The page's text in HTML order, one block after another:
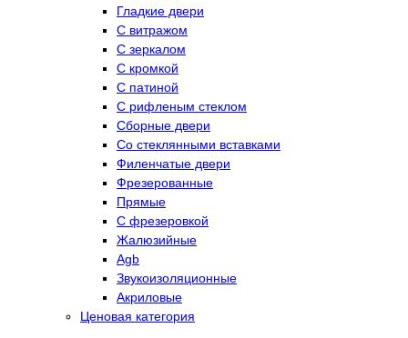
Гладкие двери
С витражом
С зеркалом
С кромкой
С патиной
С рифленым стеклом
Сборные двери
Со стеклянными вставками
Филенчатые двери
Фрезерованные
Прямые
С фрезеровкой
Жалюзийные
Agb
Звукоизоляционные
Акриловые
Ценовая категория